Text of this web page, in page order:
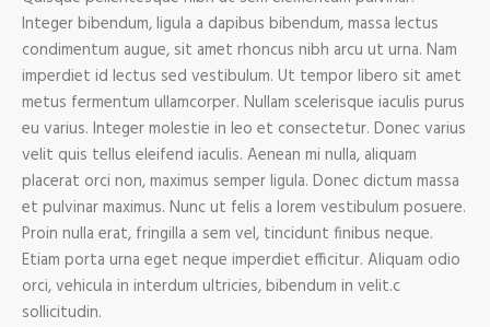
Integer bibendum, ligula a dapibus bibendum, massa lectus
condimentum augue, sit amet rhoncus nibh arcu ut urna. Nam
imperdiet id lectus sed vestibulum. Ut tempor libero sit amet
metus fermentum ullamcorper. Nullam scelerisque iaculis purus
eu varius. Integer molestie in leo et consectetur. Donec varius
velit quis tellus eleifend iaculis. Aenean mi nulla, aliquam
placerat orci non, maximus semper ligula. Donec dictum massa
et pulvinar maximus. Nunc ut felis a lorem vestibulum posuere.
Proin nulla erat, fringilla a sem vel, tincidunt finibus neque.
Etiam porta urna eget neque imperdiet efficitur. Aliquam odio
orci, vehicula in interdum ultricies, bibendum in velit.c
sollicitudin.